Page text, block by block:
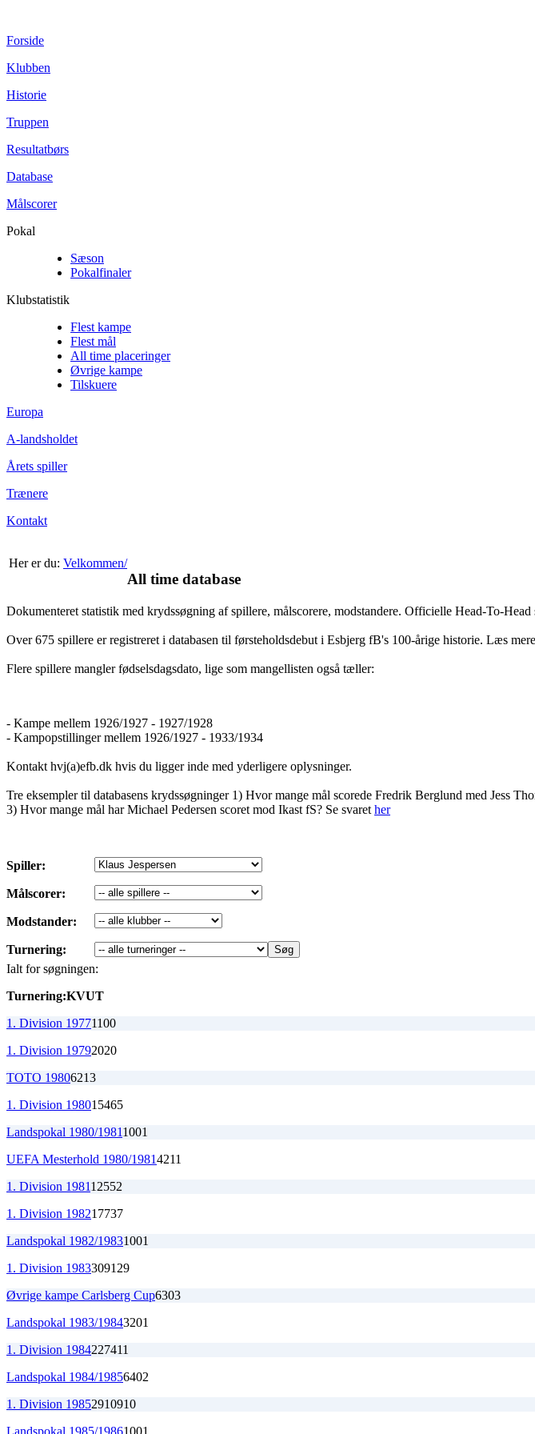
Forside
Klubben
Historie
Truppen
Resultatbørs
Database
Målscorer
Pokal
Sæson
Pokalfinaler
Klubstatistik
Flest kampe
Flest mål
All time placeringer
Øvrige kampe
Tilskuere
Europa
A-landsholdet
Årets spiller
Trænere
Kontakt
Her er du: Velkommen/
All time database
Dokumenteret statistik med krydssøgning af spillere, målscorere, modstandere. Officielle Head-To-
Over 675 spillere er registreret i databasen til førsteholdsdebut i Esbjerg fB's 100-årige historie. Læs
Flere spillere mangler fødselsdagsdato, lige som mangellisten også tæller:
- Kampe mellem 1926/1927 - 1927/1928
- Kampopstillinger mellem 1926/1927 - 1933/1934
Kontakt hvj(a)efb.dk hvis du ligger inde med yderligere oplysninger.
Tre eksempler til databasens krydssøgninger 1) Hvor mange mål scorede Fredrik Berglund med Jess
3) Hvor mange mål har Michael Pedersen scoret mod Ikast fS? Se svaret her
Spiller:
Målscorer:
Modstander:
Turnering:
Ialt for søgningen:
Turnering:KVUT
1. Division 19771100
1. Division 19792020
TOTO 19806213
1. Division 198015465
Landspokal 1980/19811001
UEFA Mesterhold 1980/19814211
1. Division 198112552
1. Division 198217737
Landspokal 1982/19831001
1. Division 1983309129
Øvrige kampe Carlsberg Cup6303
Landspokal 1983/19843201
1. Division 1984227411
Landspokal 1984/19856402
1. Division 19852910910
Landspokal 1985/19861001